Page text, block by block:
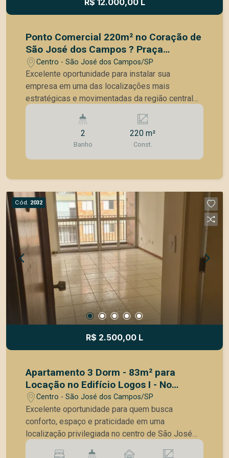
R$ 12.000,00 L
Ponto Comercial 220m² no Coração de
São José dos Campos ? Praça
Kennedy
Centro - São José dos Campos/SP
Excelente oportunidade para instalar sua
empresa em uma das localizações mais
estratégicas e movimentadas da região central
de São José dos Campos. Com 220m² de área,
esta loja comercial está localizada de frente para
a Praça Kennedy, em esquina com a Rua
Machado Sidney, proporcionando forte
visibilidade comercial e grande fluxo diário de
ainda mais o movimento e a exposição para o
seu negócio. O espaço é amplo e versátil, ideal
para diversos segmentos comerciais que
buscam destaque, fácil acesso e posicionamento
em uma área consolidada da cidade. Uma
excelente escolha para empresas que valorizam
localização, visibilidade e alto potencial
comercial. Agende agora uma visita!
2
Banho
220 m²
Const.
Cód. 2032
R$ 2.500,00 L
Apartamento 3 Dorm - 83m² para
Locação no Edifício Logos I - No
Coração de São José dos Campos
Centro - São José dos Campos/SP
Excelente oportunidade para quem busca
conforto, espaço e praticidade em uma
localização privilegiada no centro de São José
dos Campos. Localizado no terceiro andar, o